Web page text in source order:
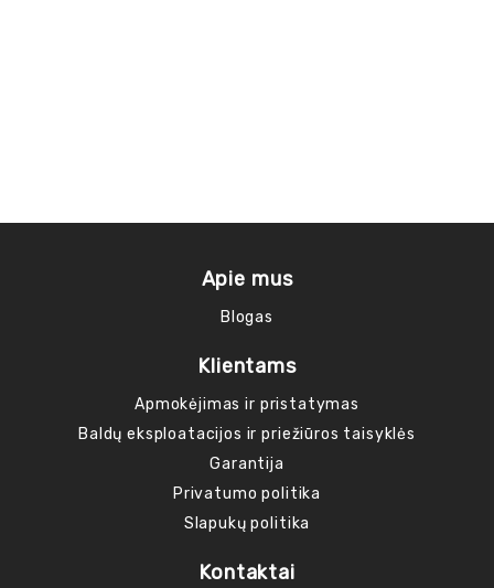
Apie mus
Blogas
Klientams
Apmokėjimas ir pristatymas
Baldų eksploatacijos ir priežiūros taisyklės
Garantija
Privatumo politika
Slapukų politika
Kontaktai